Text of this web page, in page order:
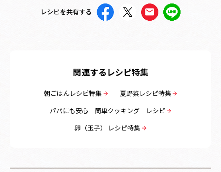
レシピを共有する
関連するレシピ特集
朝ごはんレシピ特集
夏野菜レシピ特集
パパにも安心 簡単クッキング レシピ
卵（玉子） レシピ特集